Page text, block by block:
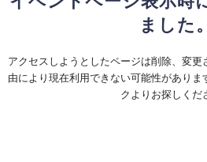
ました。
アクセスしようとしたページは削除、変
由により現在利用できない可能性があり
クよりお探しくだ